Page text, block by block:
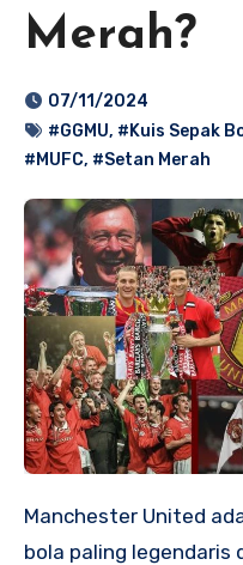
Merah?
07/11/2024
#GGMU, #Kuis Sepak
#MUFC, #Setan Merah
Manchester United adalah salah satu klub sepak
bola paling legendaris